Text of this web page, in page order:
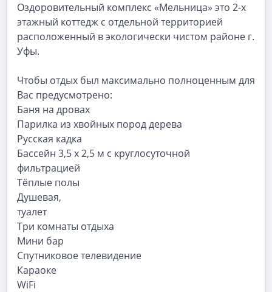
Оздоровительный комплекс «Мельница» это 2-х
этажный коттедж с отдельной территорией
расположенный в экологически чистом районе г.
Уфы.
Чтобы отдых был максимально полноценным для
Вас предусмотрено:
Баня на дровах
Парилка из хвойных пород дерева
Русская кадка
Бассейн 3,5 х 2,5 м с круглосуточной
фильтрацией
Тёплые полы
Душевая,
туалет
Три комнаты отдыха
Мини бар
Спутниковое телевидение
Караоке
WiFi